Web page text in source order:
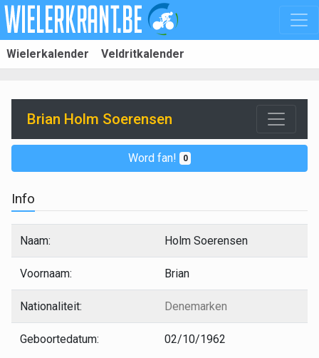
Wielerkalender Veldritkalender
Brian Holm Soerensen
Word fan! 0
Info
Naam: Holm Soerensen
Voornaam: Brian
Nationaliteit: Denemarken
Geboortedatum: 02/10/1962